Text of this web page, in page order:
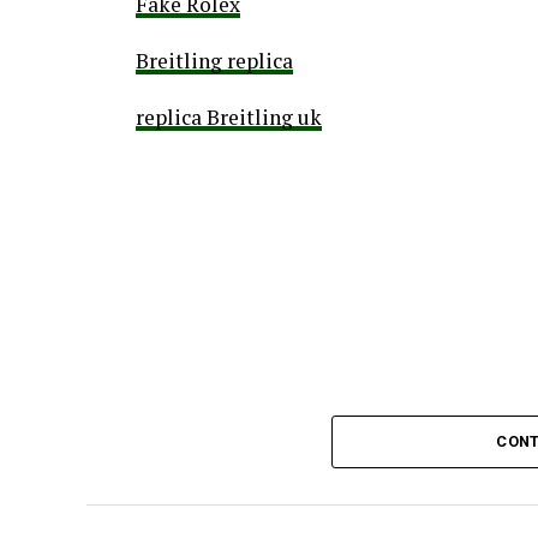
dejé este local que
que era un gran
Además, anticipó que llevará su
“Desde ya
Breitling replica
replica Breitling uk